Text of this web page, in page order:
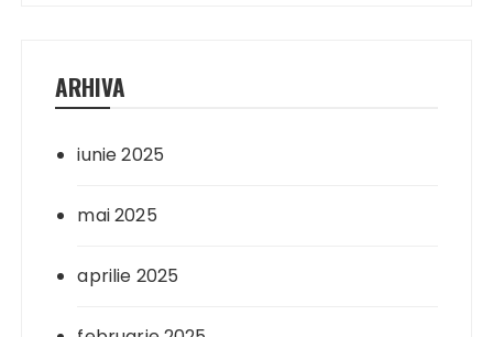
ARHIVA
iunie 2025
mai 2025
aprilie 2025